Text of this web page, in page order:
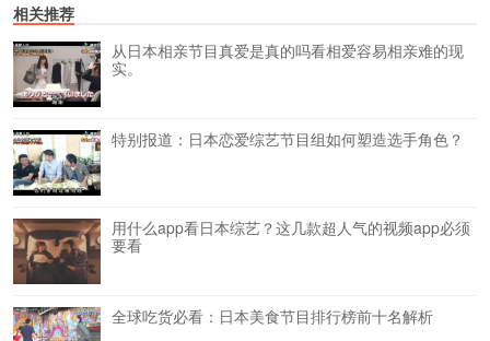
相关推荐
从日本相亲节目真爱是真的吗看相爱容易相亲难的现
实。
特别报道：日本恋爱综艺节目组如何塑造选手角色？
用什么app看日本综艺？这几款超人气的视频app必须
要看
全球吃货必看：日本美食节目排行榜前十名解析